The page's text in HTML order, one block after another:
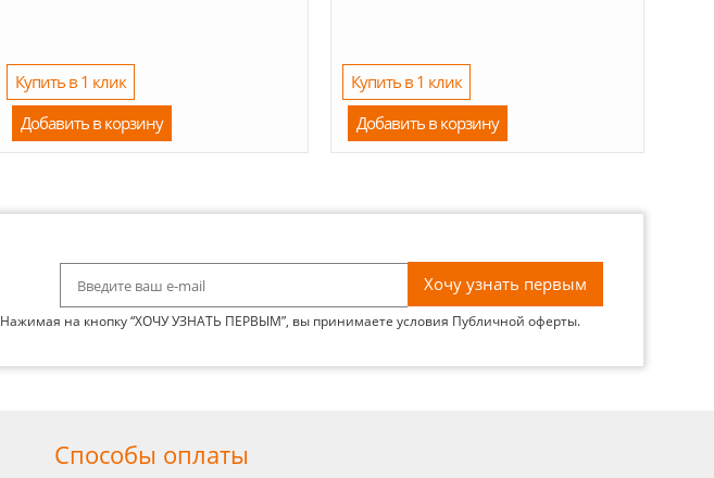
Купить в 1 клик
Добавить в корзину
Купить в 1 клик
Добавить в корзину
Нажимая на кнопку “ХОЧУ УЗНАТЬ ПЕРВЫМ”, вы принимаете условия Публичной оферты.
Способы оплаты